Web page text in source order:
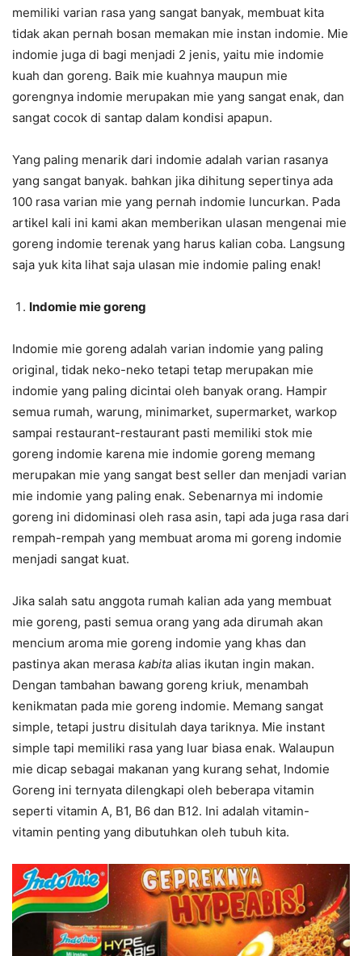
memiliki varian rasa yang sangat banyak, membuat kita
tidak akan pernah bosan memakan mie instan indomie. Mie
indomie juga di bagi menjadi 2 jenis, yaitu mie indomie
kuah dan goreng. Baik mie kuahnya maupun mie
gorengnya indomie merupakan mie yang sangat enak, dan
sangat cocok di santap dalam kondisi apapun.
Yang paling menarik dari indomie adalah varian rasanya
yang sangat banyak. bahkan jika dihitung sepertinya ada
100 rasa varian mie yang pernah indomie luncurkan. Pada
artikel kali ini kami akan memberikan ulasan mengenai mie
goreng indomie terenak yang harus kalian coba. Langsung
saja yuk kita lihat saja ulasan mie indomie paling enak!
Indomie mie goreng
Indomie mie goreng adalah varian indomie yang paling
original, tidak neko-neko tetapi tetap merupakan mie
indomie yang paling dicintai oleh banyak orang. Hampir
semua rumah, warung, minimarket, supermarket, warkop
sampai restaurant-restaurant pasti memiliki stok mie
goreng indomie karena mie indomie goreng memang
merupakan mie yang sangat best seller dan menjadi varian
mie indomie yang paling enak. Sebenarnya mi indomie
goreng ini didominasi oleh rasa asin, tapi ada juga rasa dari
rempah-rempah yang membuat aroma mi goreng indomie
menjadi sangat kuat.
Jika salah satu anggota rumah kalian ada yang membuat
mie goreng, pasti semua orang yang ada dirumah akan
mencium aroma mie goreng indomie yang khas dan
pastinya akan merasa kabita alias ikutan ingin makan.
Dengan tambahan bawang goreng kriuk, menambah
kenikmatan pada mie goreng indomie. Memang sangat
simple, tetapi justru disitulah daya tariknya. Mie instant
simple tapi memiliki rasa yang luar biasa enak. Walaupun
mie dicap sebagai makanan yang kurang sehat, Indomie
Goreng ini ternyata dilengkapi oleh beberapa vitamin
seperti vitamin A, B1, B6 dan B12. Ini adalah vitamin-
vitamin penting yang dibutuhkan oleh tubuh kita.